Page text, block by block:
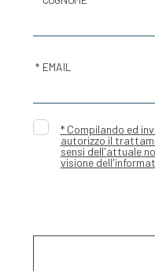
* EMAIL
* Compilando ed
autorizzo il
sensi dell'attuale
visione